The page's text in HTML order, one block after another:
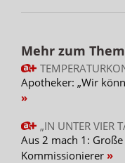
Mehr zum
Apotheker: „Wir
„IN UNTER VIER
Aus 2 mach 1:
Kommissionierer